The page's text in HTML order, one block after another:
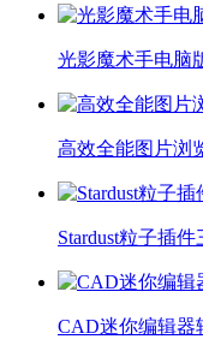
光影魔术手电脑
高效全能图片浏
Stardust粒子插
CAD迷你编辑器